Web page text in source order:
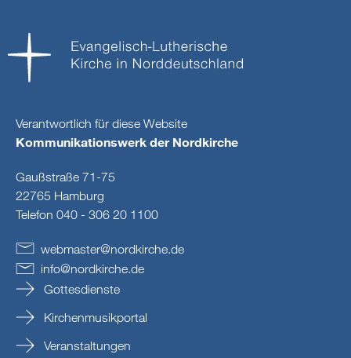
Verantwortlich für diese Website
Kommunikationswerk der Nordkirche
Gaußstraße 71-75
22765 Hamburg
Telefon 040 - 306 20 1100
webmaster@nordkirche de
info@nordkirche.de
Gottesdienste
Kirchenmusikportal
Veranstaltungen